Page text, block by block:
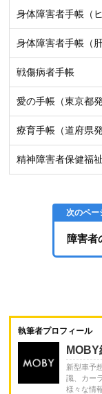
身体障害者手帳（
身体障害者手帳（
戦傷病者手帳
愛の手帳（東京都発
療育手帳（道府県発
精神障害者保健福
障害者
執筆者プロフィール
新型車予
識、カー
様々な情